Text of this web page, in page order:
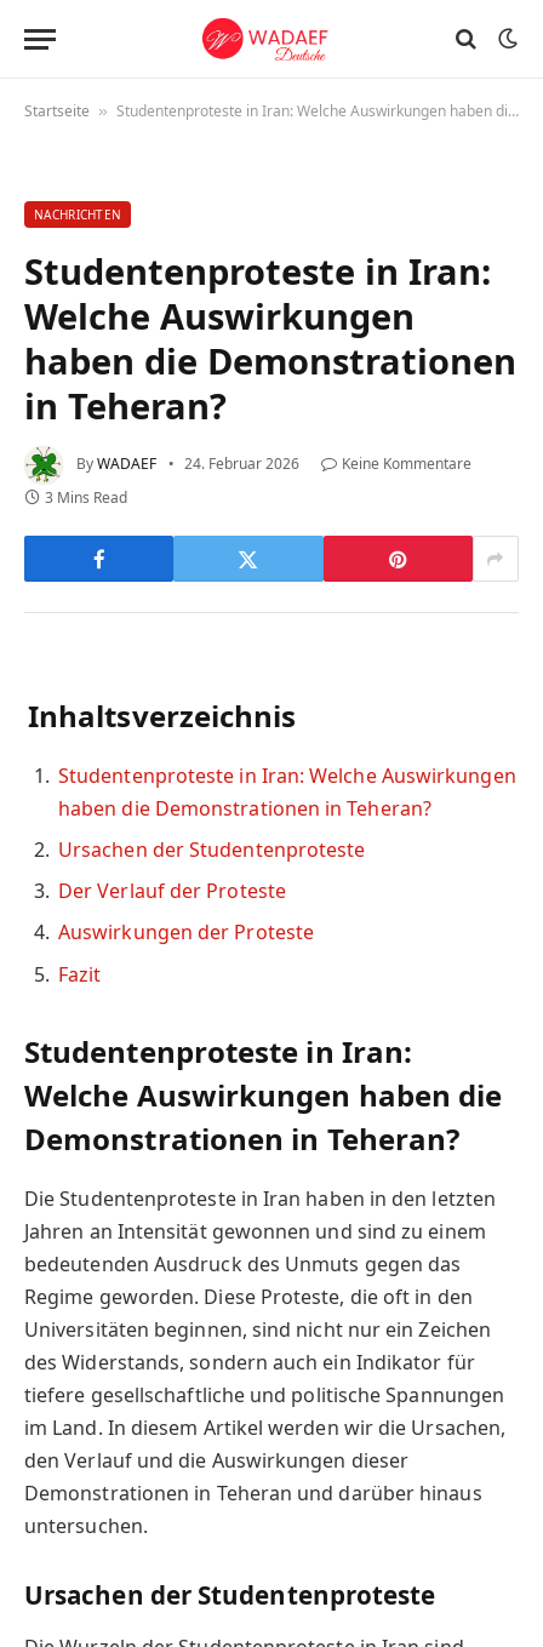
Startseite » Studentenproteste in Iran: Welche Auswirkungen haben die Demonstrationen in Teheran?
NACHRICHTEN
Studentenproteste in Iran:
Welche Auswirkungen
haben die Demonstrationen
in Teheran?
ByWADAEF 24. Februar 2026
Keine Kommentare
3 Mins Read
Inhaltsverzeichnis
Studentenproteste in Iran: Welche Auswirkungen
haben die Demonstrationen in Teheran?
Ursachen der Studentenproteste
Der Verlauf der Proteste
Auswirkungen der Proteste
Fazit
Studentenproteste in Iran:
Welche Auswirkungen haben die
Demonstrationen in Teheran?
Die Studentenproteste in Iran haben in den letzten
Jahren an Intensität gewonnen und sind zu einem
bedeutenden Ausdruck des Unmuts gegen das
Regime geworden. Diese Proteste, die oft in den
Universitäten beginnen, sind nicht nur ein Zeichen
des Widerstands, sondern auch ein Indikator für
tiefere gesellschaftliche und politische Spannungen
im Land. In diesem Artikel werden wir die Ursachen,
den Verlauf und die Auswirkungen dieser
Demonstrationen in Teheran und darüber hinaus
untersuchen.
Ursachen der Studentenproteste